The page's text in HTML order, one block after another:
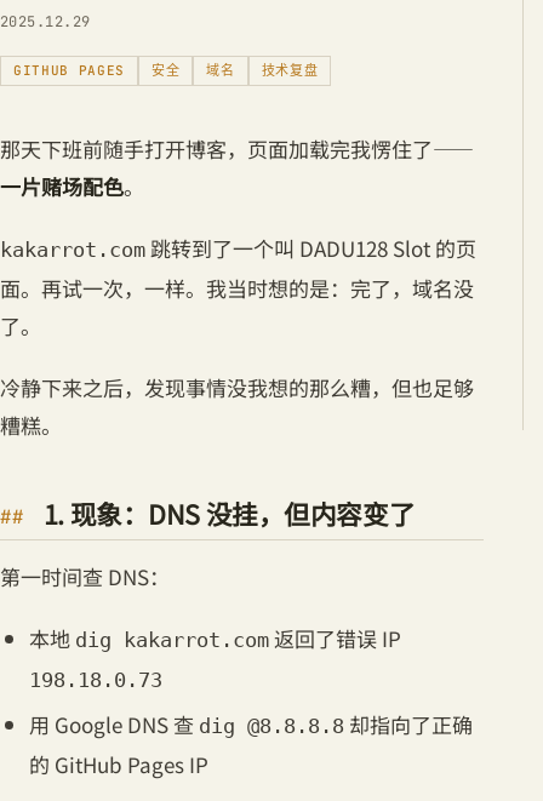
2025.12.29
GITHUB PAGES 安全 域名 技术复盘
那天下班前随手打开博客，页面加载完我愣住了——
一片赌场配色。
kakarrot.com 跳转到了一个叫 DADU128 Slot 的页
面。再试一次，一样。我当时想的是：完了，域名没
了。
冷静下来之后，发现事情没我想的那么糟，但也足够
糟糕。
1. 现象：DNS 没挂，但内容变了
第一时间查 DNS：
本地 dig kakarrot.com 返回了错误 IP
198.18.0.73
用 Google DNS 查 dig @8.8.8.8 却指向了正确
的 GitHub Pages IP